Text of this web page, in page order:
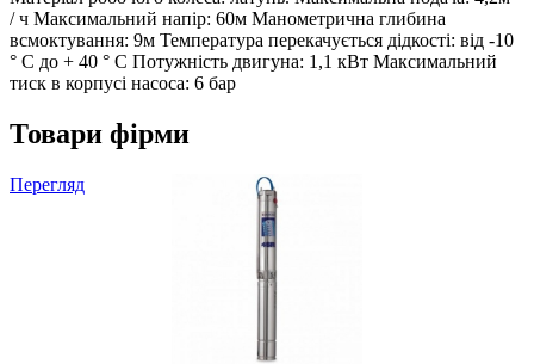
/ ч Максимальний напір: 60м Манометрична глибина
всмоктування: 9м Температура перекачується дідкості: від -10
° С до + 40 ° С Потужність двигуна: 1,1 кВт Максимальний
тиск в корпусі насоса: 6 бар
Товари фірми
Перегляд